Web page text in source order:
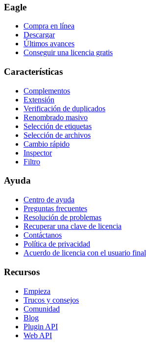
Eagle
Compra en línea
Descargar
Últimos avances
Conseguir una licencia gratis
Características
Complementos
Extensión
Verificación de duplicados
Renombrado masivo
Selección de etiquetas
Selección de archivos
Cambio rápido
Inspector
Filtro
Ayuda
Centro de ayuda
Preguntas frecuentes
Resolución de problemas
Recuperar una clave de licencia
Contáctanos
Política de privacidad
Acuerdo de licencia con el usuario final
Recursos
Empieza
Trucos y consejos
Comunidad
Blog
Plugin API
Web API